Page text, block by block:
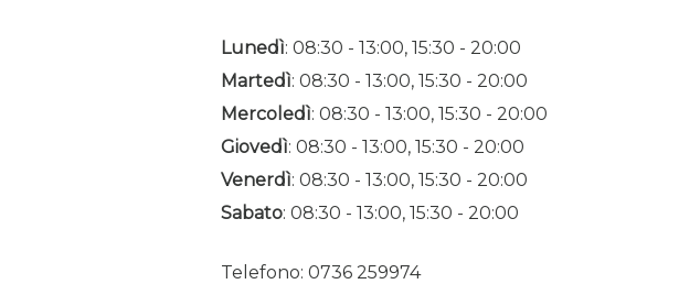
Lunedì: 08:30 - 13:00, 15:30 - 20:00
Martedì: 08:30 - 13:00, 15:30 - 20:00
Mercoledì: 08:30 - 13:00, 15:30 - 20:00
Giovedì: 08:30 - 13:00, 15:30 - 20:00
Venerdì: 08:30 - 13:00, 15:30 - 20:00
Sabato: 08:30 - 13:00, 15:30 - 20:00
Telefono:0736 259974